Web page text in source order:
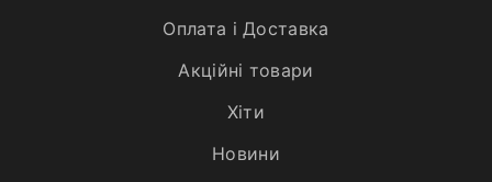
Оплата і Доставка
Акційні товари
Хiти
Новини